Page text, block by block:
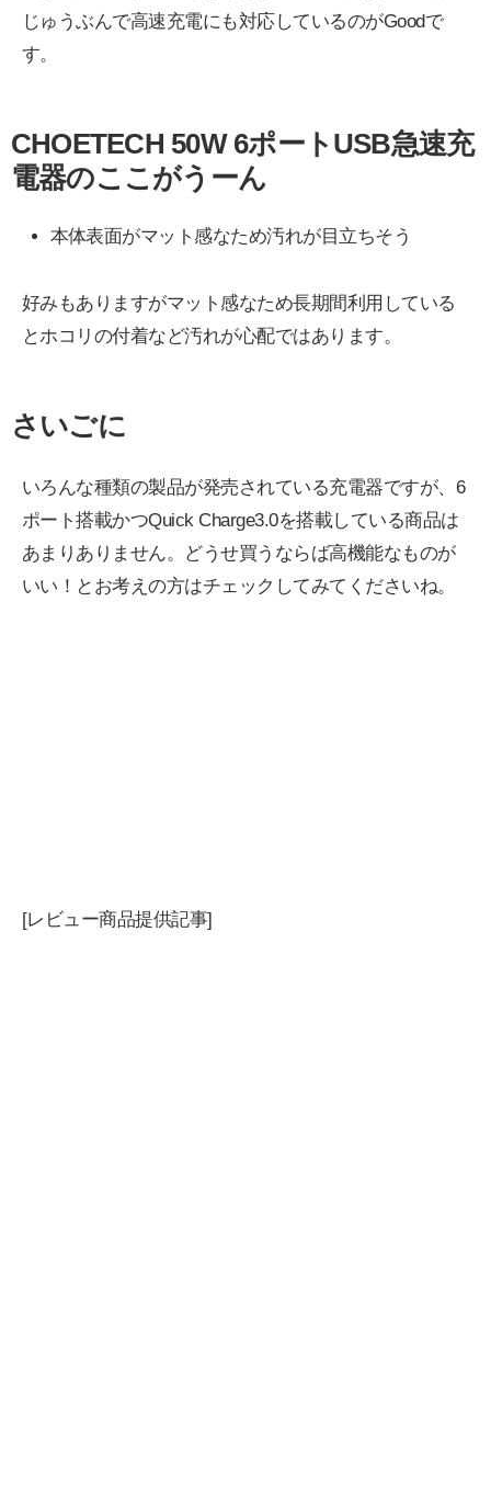
じゅうぶんで高速充電にも対応しているのがGoodで
す。
CHOETECH 50W 6ポートUSB急速充
電器のここがうーん
本体表面がマット感なため汚れが目立ちそう
好みもありますがマット感なため長期間利用している
とホコリの付着など汚れが心配ではあります。
さいごに
いろんな種類の製品が発売されている充電器ですが、6
ポート搭載かつQuick Charge3.0を搭載している商品は
あまりありません。どうせ買うならば高機能なものが
いい！とお考えの方はチェックしてみてくださいね。
[レビュー商品提供記事]